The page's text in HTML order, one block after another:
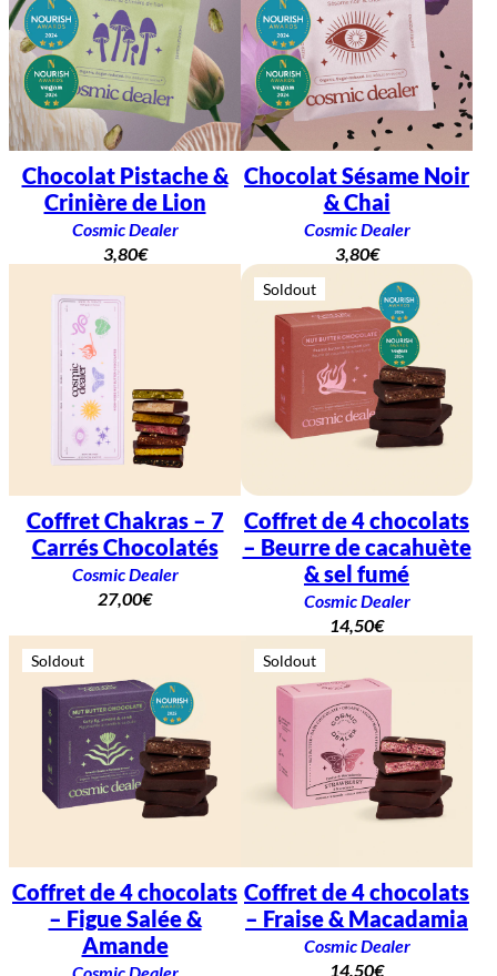
Chocolat Pistache &
Crinière de Lion
Cosmic Dealer
3,80€
Chocolat Sésame Noir
& Chai
Cosmic Dealer
3,80€
Coffret Chakras – 7
Carrés Chocolatés
Cosmic Dealer
27,00€
Soldout
Coffret de 4 chocolats
– Beurre de cacahuète
& sel fumé
Cosmic Dealer
14,50€
Soldout
Coffret de 4 chocolats
– Figue Salée &
Amande
Cosmic Dealer
Soldout
Coffret de 4 chocolats
– Fraise & Macadamia
Cosmic Dealer
14,50€